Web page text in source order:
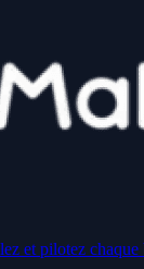
et pilotez chaque